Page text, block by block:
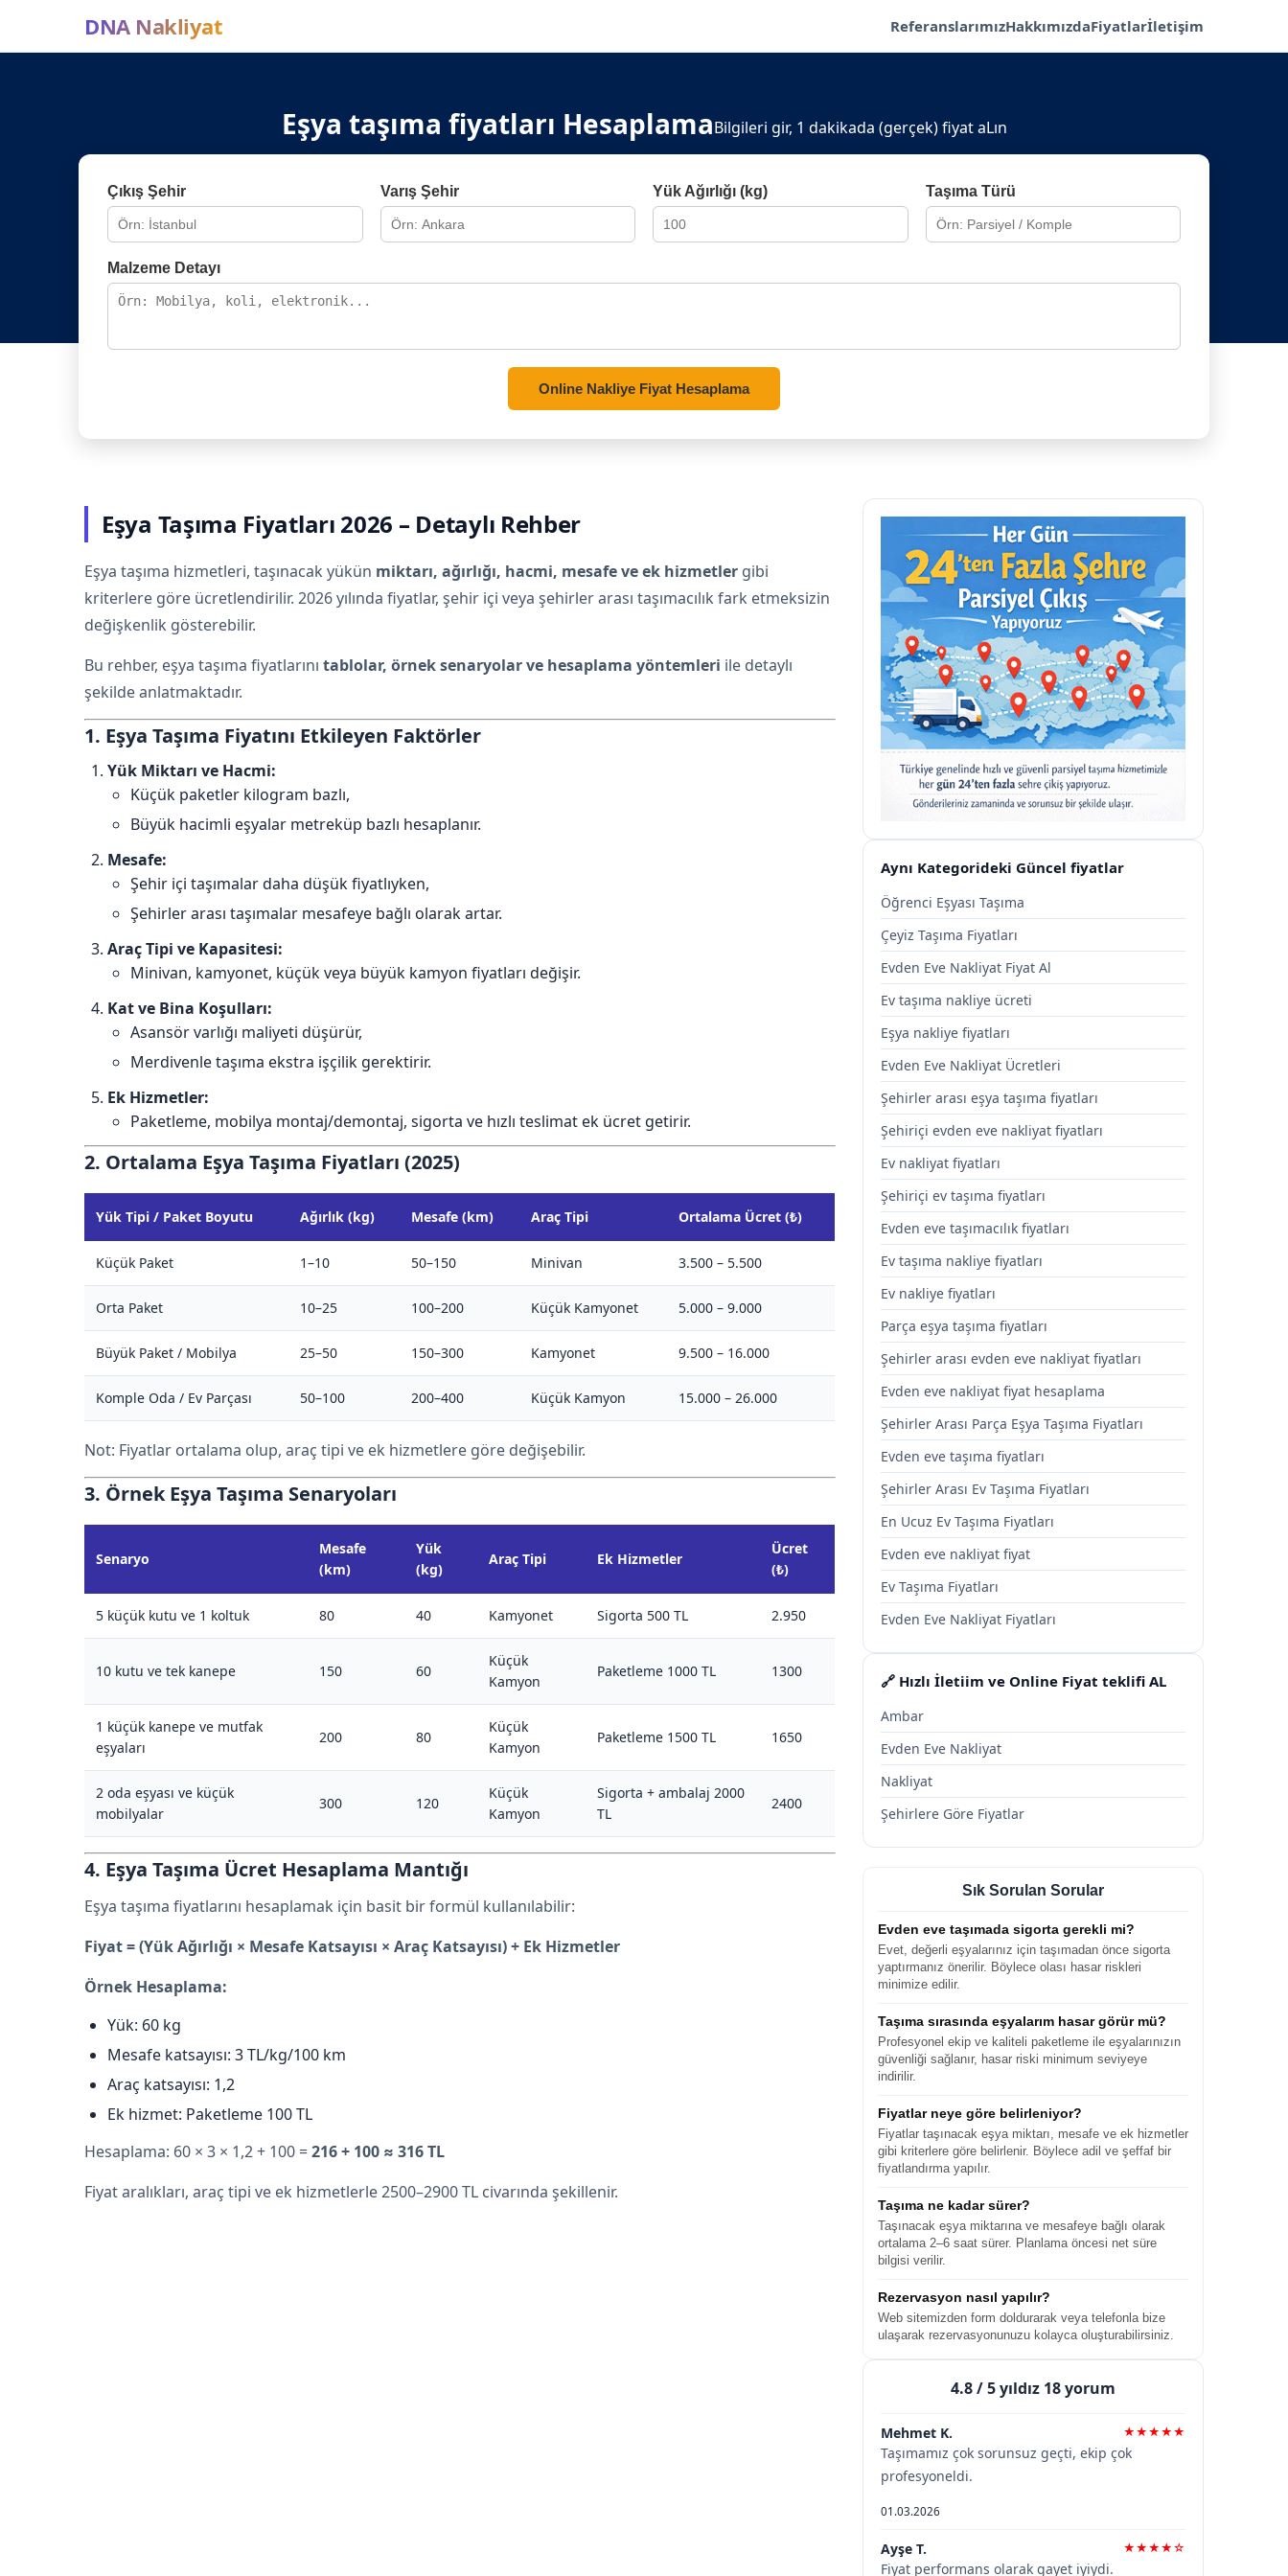
DNA Nakliyat ReferanslarımızHakkımızdaFiyatlarİletişim
Eşya taşıma fiyatları HesaplamaBilgileri gir, 1 dakikada (gerçek) fiyat aLın
Çıkış Şehir Varış Şehir Yük Ağırlığı (kg) Taşıma Türü
Malzeme Detayı
Online Nakliye Fiyat Hesaplama
Eşya Taşıma Fiyatları 2026 – Detaylı Rehber
Eşya taşıma hizmetleri, taşınacak yükün miktarı, ağırlığı, hacmi, mesafe ve ek hizmetler gibi
kriterlere göre ücretlendirilir. 2026 yılında fiyatlar, şehir içi veya şehirler arası taşımacılık fark etmeksizin
değişkenlik gösterebilir.
Bu rehber, eşya taşıma fiyatlarını tablolar, örnek senaryolar ve hesaplama yöntemleri ile detaylı
şekilde anlatmaktadır.
1. Eşya Taşıma Fiyatını Etkileyen Faktörler
Yük Miktarı ve Hacmi:
Küçük paketler kilogram bazlı,
Büyük hacimli eşyalar metreküp bazlı hesaplanır.
Mesafe:
Şehir içi taşımalar daha düşük fiyatlıyken,
Şehirler arası taşımalar mesafeye bağlı olarak artar.
Araç Tipi ve Kapasitesi:
Minivan, kamyonet, küçük veya büyük kamyon fiyatları değişir.
Kat ve Bina Koşulları:
Asansör varlığı maliyeti düşürür,
Merdivenle taşıma ekstra işçilik gerektirir.
Ek Hizmetler:
Paketleme, mobilya montaj/demontaj, sigorta ve hızlı teslimat ek ücret getirir.
2. Ortalama Eşya Taşıma Fiyatları (2025)
Yük Tipi / Paket Boyutu Ağırlık (kg) Mesafe (km) Araç Tipi Ortalama Ücret (₺)
Küçük Paket 1–10 50–150 Minivan 3.500 – 5.500
Orta Paket 10–25 100–200 Küçük Kamyonet 5.000 – 9.000
Büyük Paket / Mobilya 25–50 150–300 Kamyonet 9.500 – 16.000
Komple Oda / Ev Parçası 50–100 200–400 Küçük Kamyon 15.000 – 26.000
Not: Fiyatlar ortalama olup, araç tipi ve ek hizmetlere göre değişebilir.
3. Örnek Eşya Taşıma Senaryoları
Senaryo
Mesafe
(km)
Yük
(kg)
Araç Tipi Ek Hizmetler
Ücret
(₺)
5 küçük kutu ve 1 koltuk 80 40 Kamyonet Sigorta 500 TL 2.950
10 kutu ve tek kanepe 150 60
Küçük
Kamyon
Paketleme 1000 TL 1300
1 küçük kanepe ve mutfak
eşyaları
200 80
Küçük
Kamyon
Paketleme 1500 TL 1650
2 oda eşyası ve küçük
mobilyalar
300 120
Küçük
Kamyon
Sigorta + ambalaj 2000
TL
2400
4. Eşya Taşıma Ücret Hesaplama Mantığı
Eşya taşıma fiyatlarını hesaplamak için basit bir formül kullanılabilir:
Fiyat = (Yük Ağırlığı × Mesafe Katsayısı × Araç Katsayısı) + Ek Hizmetler
Örnek Hesaplama:
Yük: 60 kg
Mesafe katsayısı: 3 TL/kg/100 km
Araç katsayısı: 1,2
Ek hizmet: Paketleme 100 TL
Hesaplama: 60 × 3 × 1,2 + 100 =216 + 100 ≈ 316 TL
Fiyat aralıkları, araç tipi ve ek hizmetlerle 2500–2900 TL civarında şekillenir.
Aynı Kategorideki Güncel fiyatlar
Öğrenci Eşyası Taşıma
Çeyiz Taşıma Fiyatları
Evden Eve Nakliyat Fiyat Al
Ev taşıma nakliye ücreti
Eşya nakliye fiyatları
Evden Eve Nakliyat Ücretleri
Şehirler arası eşya taşıma fiyatları
Şehiriçi evden eve nakliyat fiyatları
Ev nakliyat fiyatları
Şehiriçi ev taşıma fiyatları
Evden eve taşımacılık fiyatları
Ev taşıma nakliye fiyatları
Ev nakliye fiyatları
Parça eşya taşıma fiyatları
Şehirler arası evden eve nakliyat fiyatları
Evden eve nakliyat fiyat hesaplama
Şehirler Arası Parça Eşya Taşıma Fiyatları
Evden eve taşıma fiyatları
Şehirler Arası Ev Taşıma Fiyatları
En Ucuz Ev Taşıma Fiyatları
Evden eve nakliyat fiyat
Ev Taşıma Fiyatları
Evden Eve Nakliyat Fiyatları
🔗 Hızlı İletiim ve Online Fiyat teklifi AL
Ambar
Evden Eve Nakliyat
Nakliyat
Şehirlere Göre Fiyatlar
Sık Sorulan Sorular
Evden eve taşımada sigorta gerekli mi?
Evet, değerli eşyalarınız için taşımadan önce sigorta
yaptırmanız önerilir. Böylece olası hasar riskleri
minimize edilir.
Taşıma sırasında eşyalarım hasar görür mü?
Profesyonel ekip ve kaliteli paketleme ile eşyalarınızın
güvenliği sağlanır, hasar riski minimum seviyeye
indirilir.
Fiyatlar neye göre belirleniyor?
Fiyatlar taşınacak eşya miktarı, mesafe ve ek hizmetler
gibi kriterlere göre belirlenir. Böylece adil ve şeffaf bir
fiyatlandırma yapılır.
Taşıma ne kadar sürer?
Taşınacak eşya miktarına ve mesafeye bağlı olarak
ortalama 2–6 saat sürer. Planlama öncesi net süre
bilgisi verilir.
Rezervasyon nasıl yapılır?
Web sitemizden form doldurarak veya telefonla bize
ulaşarak rezervasyonunuzu kolayca oluşturabilirsiniz.
4.8/ 5 yıldız 18 yorum
Mehmet K. ★★★★★
Taşımamız çok sorunsuz geçti, ekip çok
profesyoneldi.
01.03.2026
Ayşe T. ★★★★☆
Fiyat performans olarak gayet iyiydi.